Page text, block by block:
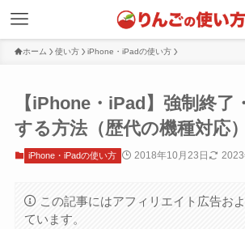
ホーム 使い方 iPhone・iPadの使い方
【iPhone・iPad】強制終了
する方法（歴代の機種対応）
iPhone・iPadの使い方 2018年10月23日 2023
この記事にはアフィリエイト広告お
ています。